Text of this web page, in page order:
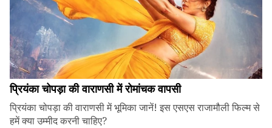
प्रियंका चोपड़ा की वाराणसी में रोमांचक वापसी
प्रियंका चोपड़ा की वाराणसी में भूमिका जानें! इस एसएस राजामौली फिल्म से
हमें क्या उम्मीद करनी चाहिए?